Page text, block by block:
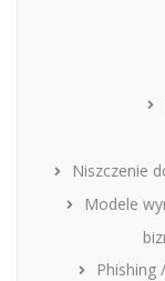
Niszczenie
Modele
Phishing